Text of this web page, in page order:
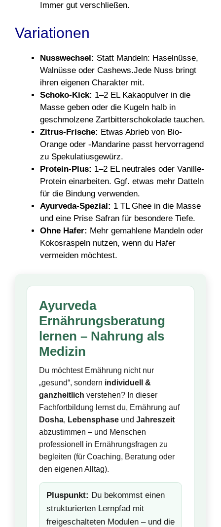
Immer gut verschließen.
Variationen
Nusswechsel: Statt Mandeln: Haselnüsse,
Walnüsse oder Cashews.Jede Nuss bringt
ihren eigenen Charakter mit.
Schoko-Kick: 1–2 EL Kakaopulver in die
Masse geben oder die Kugeln halb in
geschmolzene Zartbitterschokolade tauchen.
Zitrus-Frische: Etwas Abrieb von Bio-
Orange oder -Mandarine passt hervorragend
zu Spekulatiusgewürz.
Protein-Plus: 1–2 EL neutrales oder Vanille-
Protein einarbeiten. Ggf. etwas mehr Datteln
für die Bindung verwenden.
Ayurveda-Spezial: 1 TL Ghee in die Masse
und eine Prise Safran für besondere Tiefe.
Ohne Hafer: Mehr gemahlene Mandeln oder
Kokosraspeln nutzen, wenn du Hafer
vermeiden möchtest.
Ayurveda
Ernährungsberatung
lernen – Nahrung als
Medizin
Du möchtest Ernährung nicht nur
„gesund“, sondern individuell &
ganzheitlich verstehen? In dieser
Fachfortbildung lernst du, Ernährung auf
Dosha, Lebensphase und Jahreszeit
abzustimmen – und Menschen
professionell in Ernährungsfragen zu
begleiten (für Coaching, Beratung oder
den eigenen Alltag).
Pluspunkt: Du bekommst einen
strukturierten Lernpfad mit
freigeschalteten Modulen – und die